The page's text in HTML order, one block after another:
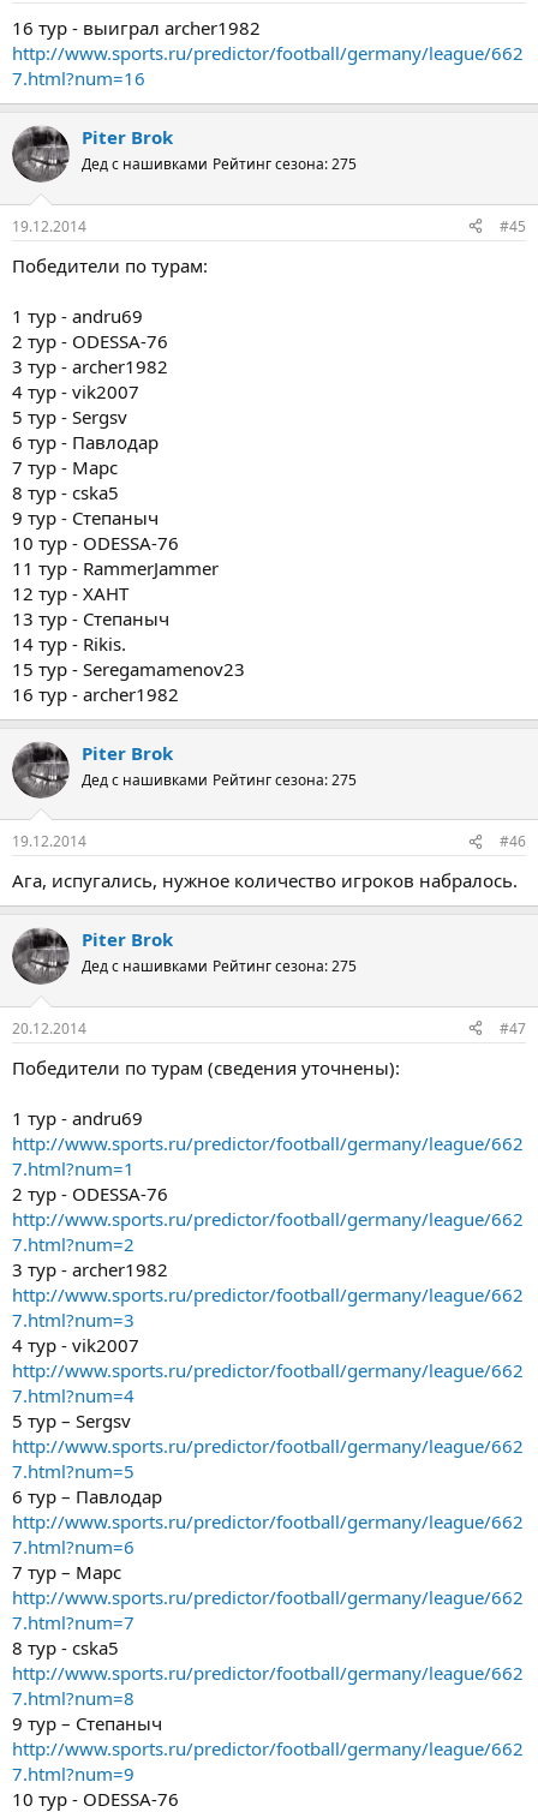
16 тур - выиграл archer1982
http://www.sports.ru/predictor/football/germany/league/662
7.html?num=16
Piter Brok
Дед с нашивками Рейтинг сезона: 275
19.12.2014 #45
Победители по турам:
1 тур - andru69
2 тур - ODESSA-76
3 тур - archer1982
4 тур - vik2007
5 тур - Sergsv
6 тур - Павлодар
7 тур - Марс
8 тур - cska5
9 тур - Степаныч
10 тур - ODESSA-76
11 тур - RammerJammer
12 тур - ХАНТ
13 тур - Степаныч
14 тур - Rikis.
15 тур - Seregamamenov23
16 тур - archer1982
Piter Brok
Дед с нашивками Рейтинг сезона: 275
19.12.2014 #46
Ага, испугались, нужное количество игроков набралось.
Piter Brok
Дед с нашивками Рейтинг сезона: 275
20.12.2014 #47
Победители по турам (сведения уточнены):
1 тур - andru69
http://www.sports.ru/predictor/football/germany/league/662
7.html?num=1
2 тур - ODESSA-76
http://www.sports.ru/predictor/football/germany/league/662
7.html?num=2
3 тур - archer1982
http://www.sports.ru/predictor/football/germany/league/662
7.html?num=3
4 тур - vik2007
http://www.sports.ru/predictor/football/germany/league/662
7.html?num=4
5 тур – Sergsv
http://www.sports.ru/predictor/football/germany/league/662
7.html?num=5
6 тур – Павлодар
http://www.sports.ru/predictor/football/germany/league/662
7.html?num=6
7 тур – Марс
http://www.sports.ru/predictor/football/germany/league/662
7.html?num=7
8 тур - cska5
http://www.sports.ru/predictor/football/germany/league/662
7.html?num=8
9 тур – Степаныч
http://www.sports.ru/predictor/football/germany/league/662
7.html?num=9
10 тур - ODESSA-76